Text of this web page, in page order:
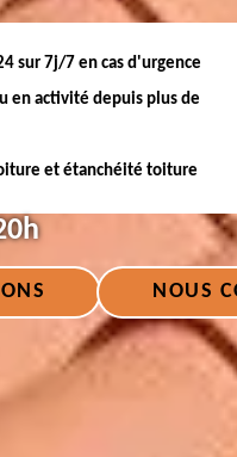
sur 7j/7 en cas d'urgence
en activité depuis plus de
et étanchéité toiture
NOUS